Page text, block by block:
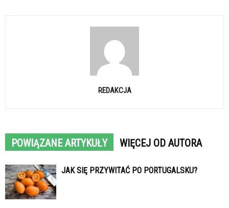
REDAKCJA
POWIĄZANE ARTYKUŁY WIĘCEJ OD AUTORA
JAK SIĘ PRZYWITAĆ PO PORTUGALSKU?